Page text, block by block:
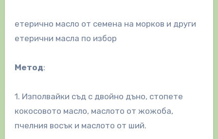
етерично масло от семена на морков и други
етерични масла по избор
Метод:
1. Изполвайки съд с двойно дъно, стопете
кокосовото масло, маслото от жожоба,
пчелния восък и маслото от ший.